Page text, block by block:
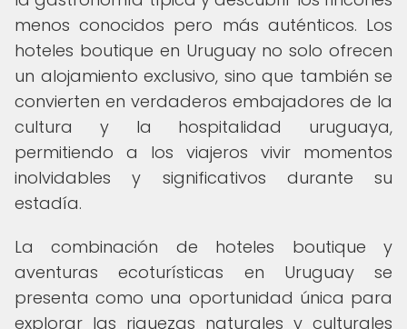
menos conocidos pero más auténticos. Los
hoteles boutique en Uruguay no solo ofrecen
un alojamiento exclusivo, sino que también se
convierten en verdaderos embajadores de la
cultura y la hospitalidad uruguaya,
permitiendo a los viajeros vivir momentos
inolvidables y significativos durante su
estadía.
La combinación de hoteles boutique y
aventuras ecoturísticas en Uruguay se
presenta como una oportunidad única para
explorar las riquezas naturales y culturales